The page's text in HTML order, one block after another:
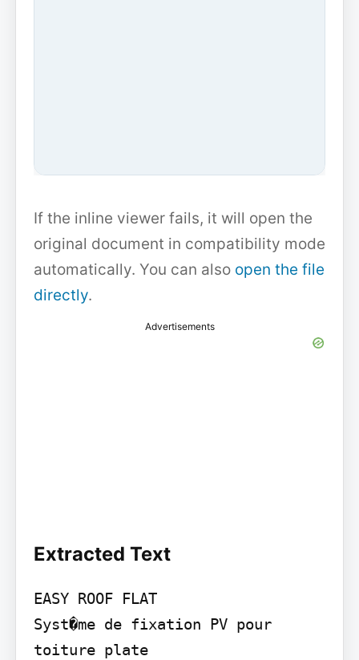
If the inline viewer fails, it will open the
original document in compatibility mode
automatically. You can also open the file
directly.
Advertisements
Extracted Text
EASY ROOF FLAT
Syst�me de fixation PV pour
toiture plate